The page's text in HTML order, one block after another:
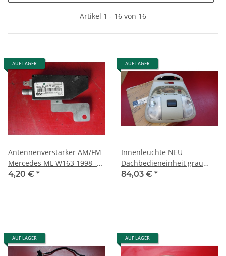
Artikel 1 - 16 von 16
AUF LAGER
Antennenverstärker AM/FM
Mercedes ML W163 1998 -
2005 1638200089
4,20 € *
AUF LAGER
Innenleuchte NEU
Dachbedieneinheit grau
Mercedes W163 1638205001
84,03 € *
AUF LAGER AUF LAGER